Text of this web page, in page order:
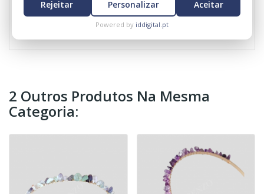
espiritual.
2 Outros Produtos Na Mesma
Categoria:
Rejeitar
Personalizar Aceitar
Powered by iddigital.pt